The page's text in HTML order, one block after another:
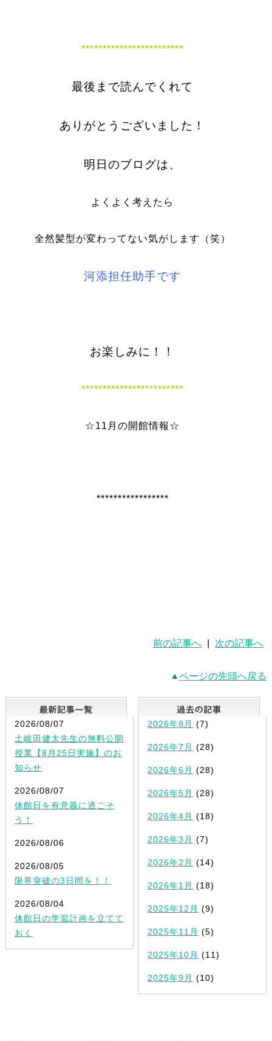
************************
最後まで読んでくれて
ありがとうございました！
明日のブログは、
よくよく考えたら
全然髪型が変わってない気がします（笑）
河添担任助手です
お楽しみに！！
************************
☆11月の開館情報☆
*****************
前の記事へ 次の記事へ
ページの先頭へ戻る
最新記事一覧
2026/08/07
土岐田健太先生の無料公開
授業【8月25日実施】のお
知らせ
2026/08/07
休館日を有意義に過ごそ
う！
2026/08/06
2026/08/05
限界突破の3日間を！！
2026/08/04
休館日の学習計画を立てて
おく
2026年8月 (7)
2026年7月 (28)
2026年6月 (28)
2026年5月 (28)
2026年4月 (18)
2026年3月 (7)
2026年2月 (14)
2026年1月 (18)
2025年12月 (9)
2025年11月 (5)
2025年10月 (11)
2025年9月 (10)